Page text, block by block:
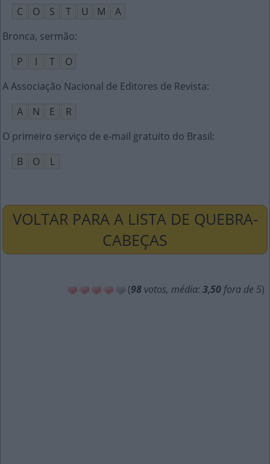
C
O S T U M
A
Bronca, sermão:
P
I T
O
A Associação Nacional de Editores de Revista:
A
N E
R
O primeiro serviço de e-mail gratuito do Brasil:
B
O L
VOLTAR PARA A LISTA DE QUEBRA-
CABEÇAS
(98 votos, média: 3,50 fora de 5)